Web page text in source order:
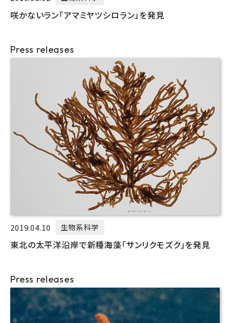
咲かないラン「アマミヤツシロラン」を発見
Press releases
2019.04.10 生物系科学
東北の太平洋沿岸で新種海藻「サンリクモズク」を発見
Press releases